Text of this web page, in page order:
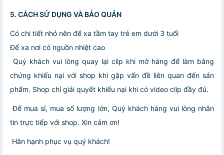
5. CÁCH SỬ DỤNG VÀ BẢO QUẢN
Có chi tiết nhỏ nên để xa tầm tay trẻ em dưới 3 tuổi
Để xa nơi có nguồn nhiệt cao
️ Quý khách vui lòng quay lại clip khi mở hàng để làm bằng
chứng khiếu nại với shop khi gặp vấn đề liên quan đến sản
phẩm. Shop chỉ giải quyết khiếu nại khi có video clip đầy đủ.
️ Để mua sỉ, mua số lượng lớn, Quý khách hàng vui lòng nhắn
tin trực tiếp với shop. Xin cảm ơn!
️ Hân hạnh phục vụ quý khách!